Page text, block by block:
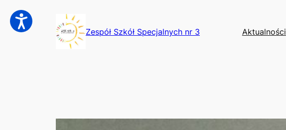
Przejdź
do
treści
Zespół Szkół Specjalnych nr 3 Aktualności